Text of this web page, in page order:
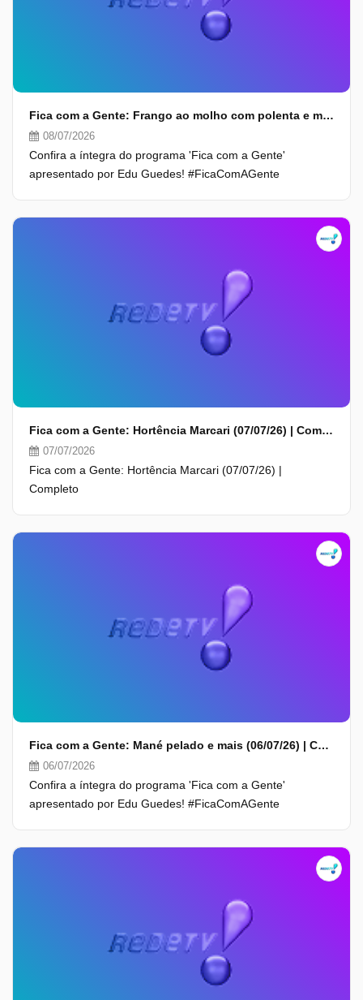
Fica com a Gente: Frango ao molho com polenta e mais (08/07/26) | Completo
08/07/2026
Confira a íntegra do programa 'Fica com a Gente'
apresentado por Edu Guedes! #FicaComAGente
Fica com a Gente: Hortência Marcari (07/07/26) | Completo
07/07/2026
Fica com a Gente: Hortência Marcari (07/07/26) |
Completo
Fica com a Gente: Mané pelado e mais (06/07/26) | Completo
06/07/2026
Confira a íntegra do programa 'Fica com a Gente'
apresentado por Edu Guedes! #FicaComAGente